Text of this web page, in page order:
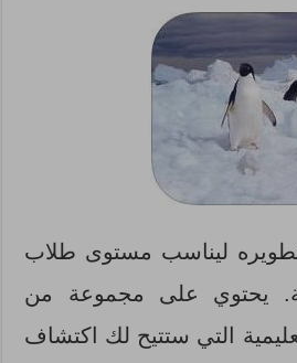
ليناسب مستوى طلاب
يحتوي على مجموعة من
التي ستتيح لك اكتشاف